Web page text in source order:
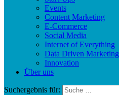
Events
Content Marketing
E-Commerce
Social Media
Internet of Everything
Data Driven Marketing
Innovation
Über uns
Suchergebnis für: